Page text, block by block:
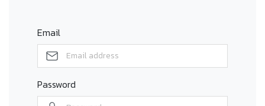
Email
Password